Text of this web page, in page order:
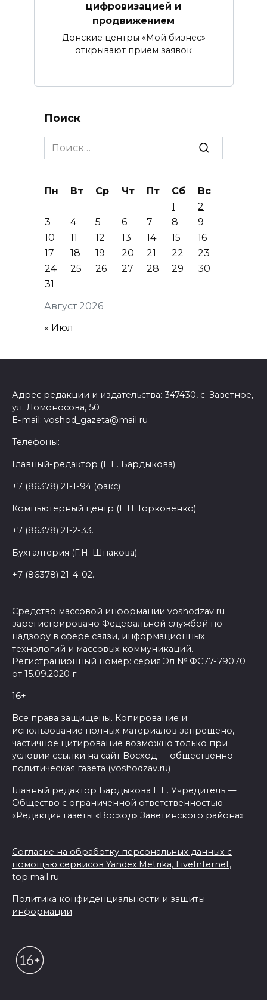
цифровизацией и
продвижением
Донские центры «Мой бизнес»
открывают прием заявок
Поиск
Search
for:
Август 2026
Пн Вт Ср Чт Пт Сб
Вс
1
2
3
4 5 6 7 8
9
10
11 12 13 14 15
16
17
18 19 20 21 22
23
24
25 26 27 28 29
30
31
« Июл
Адрес редакции и издательства: 347430, с. Заветное,
ул. Ломоносова, 50
E-mail: voshod_gazeta@mail.ru
Телефоны:
Главный-редактор (Е.Е. Бардыкова)
+7 (86378) 21-1-94 (факс)
Компьютерный центр (Е.Н. Горковенко)
+7 (86378) 21-2-33.
Бухгалтерия (Г.Н. Шпакова)
+7 (86378) 21-4-02.
Средство массовой информации voshodzav.ru
зарегистрировано Федеральной службой по
надзору в сфере связи, информационных
технологий и массовых коммуникаций.
Регистрационный номер: серия Эл № ФС77-79070
от 15.09.2020 г.
16+
Все права защищены. Копирование и
использование полных материалов запрещено,
частичное цитирование возможно только при
условии ссылки на сайт Восход — общественно-
политическая газета (voshodzav.ru)
Главный редактор Бардыкова Е.Е. Учредитель —
Общество с ограниченной ответственностью
«Редакция газеты «Восход» Заветинского района»
Согласие на обработку персональных данных с
помощью сервисов Yandex.Metrika, LiveInternet,
top.mail.ru
Политика конфиденциальности и защиты
информации